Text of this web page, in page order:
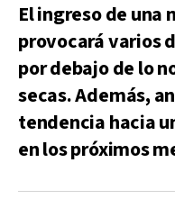
El ingreso de una
provocará varios
por debajo de lo
secas. Además,
tendencia hacia
en los próximos